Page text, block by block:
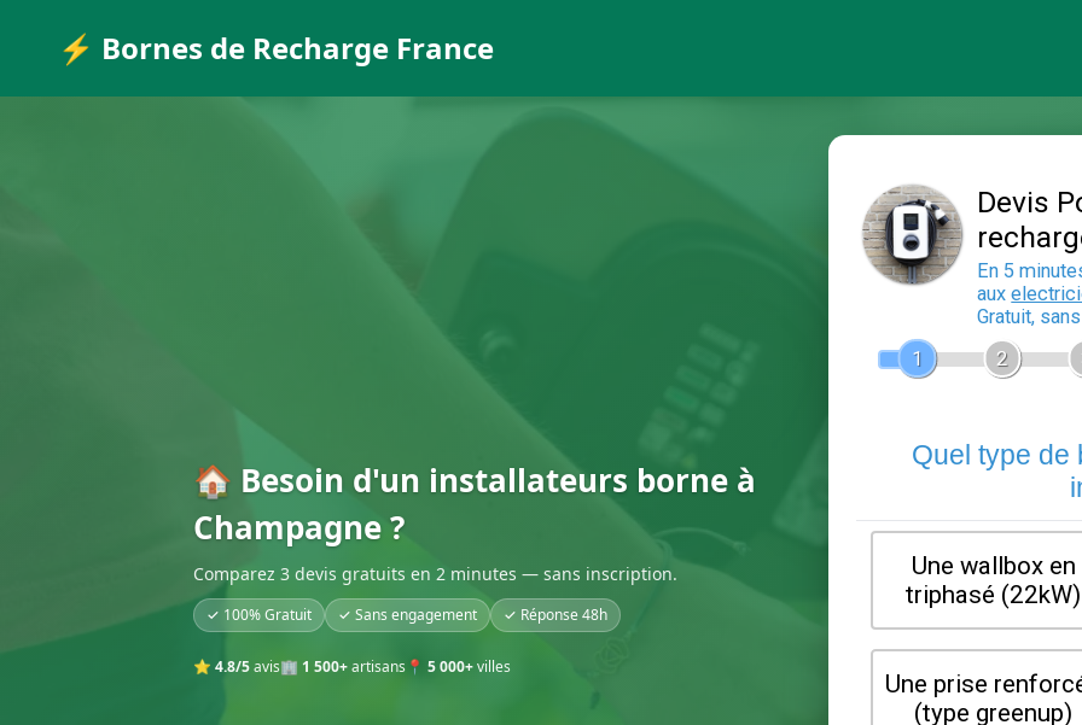
⚡ Bornes de Recharge France
🏠 Besoin d'un installateurs borne à
Champagne ?
Comparez 3 devis gratuits en 2 minutes — sans inscription.
✓ 100% Gratuit ✓ Sans engagement ✓ Réponse 48h
⭐ 4.8/5avis🏢 1 500+artisans 📍 5 000+villes